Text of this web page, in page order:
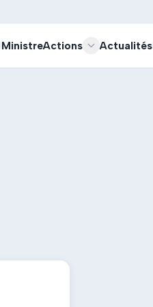
MinistreActions Actualités